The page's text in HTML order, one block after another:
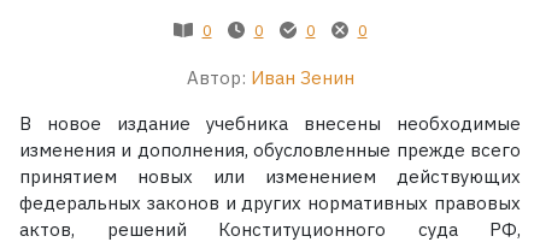
0 0 0 0
Автор: Иван Зенин
В новое издание учебника внесены необходимые
изменения и дополнения, обусловленные прежде всего
принятием новых или изменением действующих
федеральных законов и других нормативных правовых
актов, решений Конституционного суда РФ,